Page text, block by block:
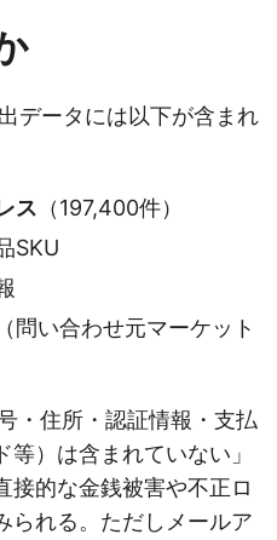
データには以下が含まれ
ス （197,400件）
SKU
問い合わせ元マーケット
・住所・認証情報・支払
）は含まれていない」
接的な金銭被害や不正ロ
られる。ただしメールア